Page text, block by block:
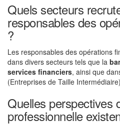
Quels secteurs
responsables des
?
Les responsables des opérations
dans divers secteurs tels que la
services financiers, ainsi que
(Entreprises de Taille
Quelles perspectives
professionnelle